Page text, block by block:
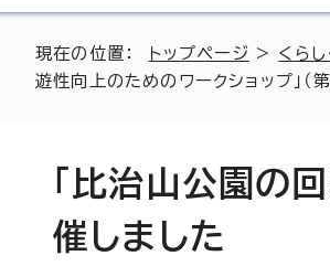
現在の位置： トップページ > くらし
遊性向上のためのワークショップ」（
「比治山公園の
催しました